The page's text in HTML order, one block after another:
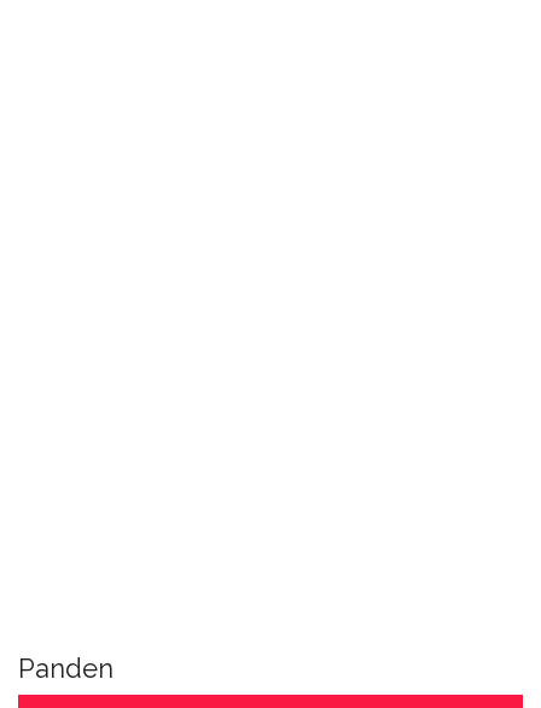
Panden